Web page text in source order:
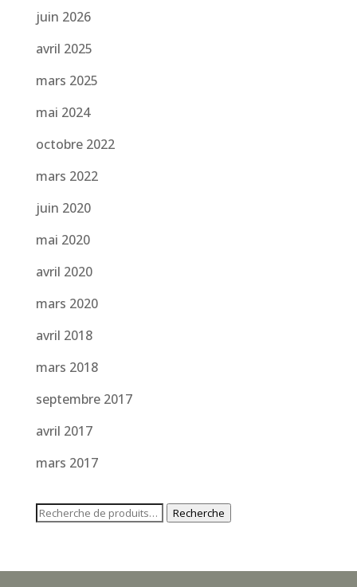
juin 2026
avril 2025
mars 2025
mai 2024
octobre 2022
mars 2022
juin 2020
mai 2020
avril 2020
mars 2020
avril 2018
mars 2018
septembre 2017
avril 2017
mars 2017
Recherche
Recherche